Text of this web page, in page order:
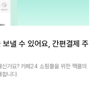
낼 수 있어요, 간편결제 주
가요? 카페24 쇼핑몰을 위한 핵클의
합니다.